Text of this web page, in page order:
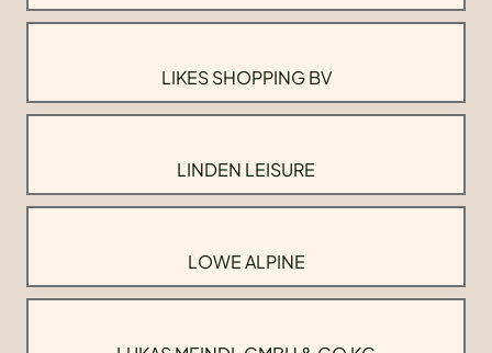
LIKES SHOPPING BV
LINDEN LEISURE
LOWE ALPINE